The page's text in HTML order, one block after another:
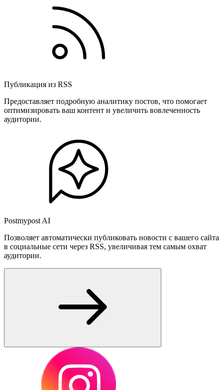
Публикация из RSS
Предоставляет подробную аналитику постов, что помогает
оптимизировать ваш контент и увеличить вовлеченность
аудитории.
Postmypost AI
Позволяет автоматически публиковать новости с вашего сайта
в социальные сети через RSS, увеличивая тем самым охват
аудитории.